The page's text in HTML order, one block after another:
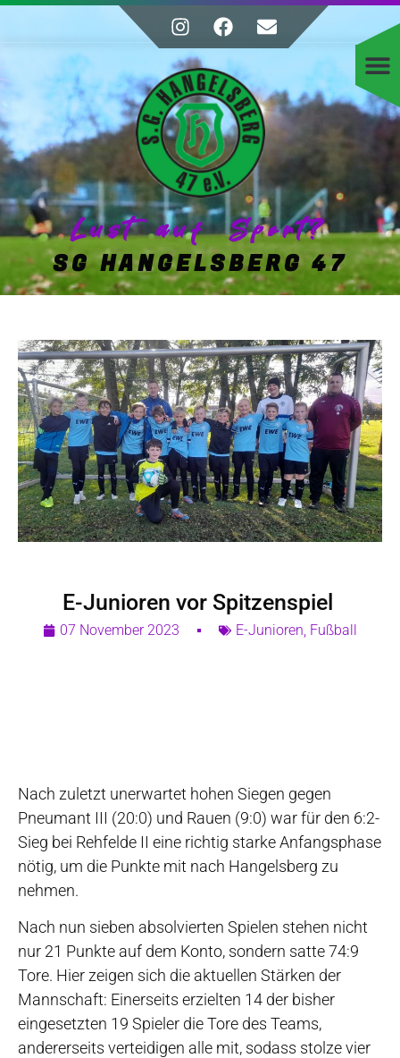
Lust auf Sport?
SG HANGELSBERG 47
E-Junioren vor Spitzenspiel
07 November 2023 E-Junioren Fußball
Nach zuletzt unerwartet hohen Siegen gegen
Pneumant III (20:0) und Rauen (9:0) war für den 6:2-
Sieg bei Rehfelde II eine richtig starke Anfangsphase
nötig, um die Punkte mit nach Hangelsberg zu
nehmen.
Nach nun sieben absolvierten Spielen stehen nicht
nur 21 Punkte auf dem Konto, sondern satte 74:9
Tore. Hier zeigen sich die aktuellen Stärken der
Mannschaft: Einerseits erzielten 14 der bisher
eingesetzten 19 Spieler die Tore des Teams,
andererseits verteidigen alle mit, sodass stolze vier